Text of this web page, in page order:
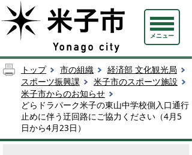
メニュー
トップ 市の組織
経済部 文化観光局
スポーツ振興課
米子市のスポーツ施設
米子市からのお知らせ
どらドラパーク米子の東山中学校側入口通行
止めに伴う迂回路にご協力ください（4月5
日から4月23日）